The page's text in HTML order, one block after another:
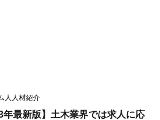
人人材紹介
年最新版】土木業界では求人に応